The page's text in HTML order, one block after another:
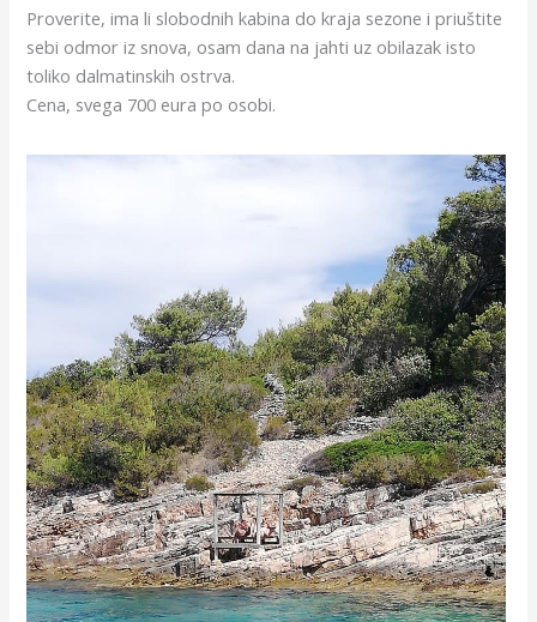
Proverite, ima li slobodnih kabina do kraja sezone i priuštite
sebi odmor iz snova, osam dana na jahti uz obilazak isto
toliko dalmatinskih ostrva.
Cena, svega 700 eura po osobi.